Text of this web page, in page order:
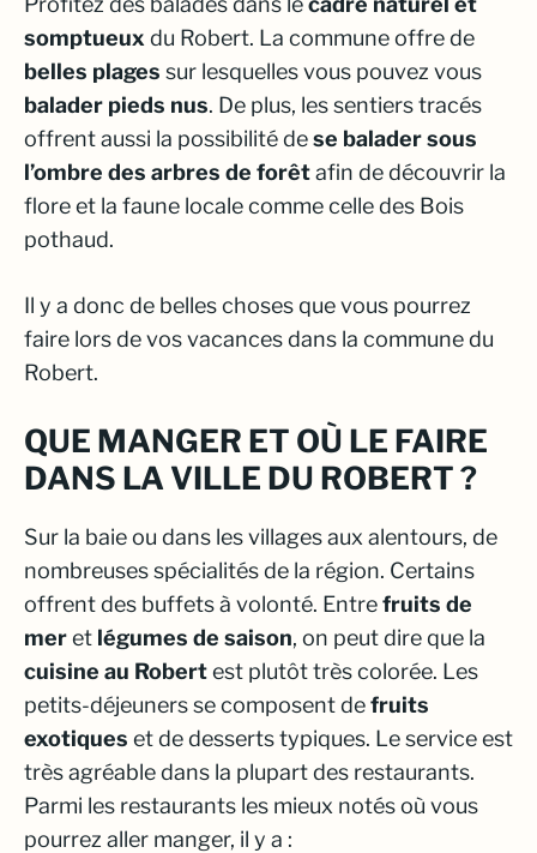
somptueux du Robert. La commune offre de
belles plages sur lesquelles vous pouvez vous
balader pieds nus. De plus, les sentiers tracés
offrent aussi la possibilité dese balader sous
l’ombre des arbres de forêtafin de découvrir la
flore et la faune locale comme celle des Bois
pothaud.
Il y a donc de belles choses que vous pourrez
faire lors de vos vacances dans la commune du
Robert.
QUE MANGER ET OÙ LE FAIRE
DANS LA VILLE DU ROBERT ?
Sur la baie ou dans les villages aux alentours, de
nombreuses spécialités de la région. Certains
offrent des buffets à volonté. Entrefruits de
meret légumes de saison, on peut dire que la
cuisine au Robertest plutôt très colorée. Les
petits-déjeuners se composent defruits
exotiques et de desserts typiques. Le service est
très agréable dans la plupart des restaurants.
Parmi les restaurants les mieux notés où vous
pourrez aller manger, il y a :